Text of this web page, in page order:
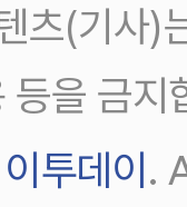
츠(기사)
을 금지
이투데이 .